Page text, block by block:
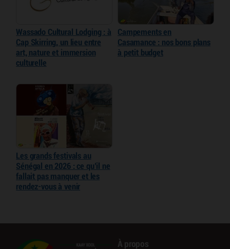
Wassado Cultural Lodging : à
Cap Skirring, un lieu entre
art, nature et immersion
culturelle
Campements en
Casamance : nos bons plans
à petit budget
Les grands festivals au
Sénégal en 2026 : ce qu’il ne
fallait pas manquer et les
rendez-vous à venir
À propos